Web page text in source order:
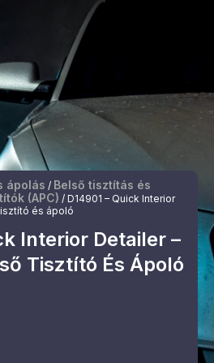
ápolás / Belső tisztítás és
(APC) / D14901 – Quick Interior
és ápoló
Interior Detailer –
Tisztító És Ápoló